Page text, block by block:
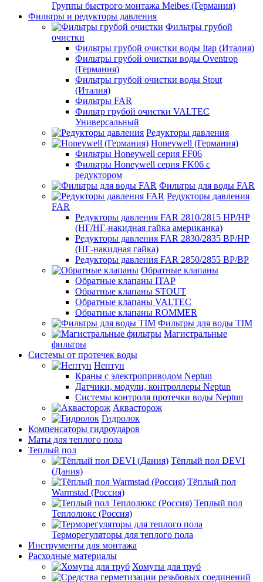
Группы быстрого монтажа Meibes (Германия)
Фильтры и редукторы давления
Фильтры грубой
очистки
Фильтры грубой очистки воды Itap (Италия)
Фильтры грубой очистки воды Oventrop
(Германия)
Фильтры грубой очистки воды Stout
(Италия)
Фильтры FAR
Фильтр грубой очистки VALTEC
Универсальный
Редукторы давления
Honeywell (Германия)
Фильтры Honeywell серия FF06
Фильтры Honeywell серия FK06 с
редуктором
Фильтры для воды FAR
Редукторы давления
FAR
Редукторы давления FAR 2810/2815 НР/НР
(НГ/НГ-накидная гайка американка)
Редукторы давления FAR 2830/2835 ВР/НР
(НГ-накидная гайка)
Редукторы давления FAR 2850/2855 ВР/ВР
Обратные клапаны
Обратные клапаны ITAP
Обратные клапаны STOUT
Обратные клапаны VALTEC
Обратные клапаны ROMMER
Фильтры для воды TIM
Магистральные
фильтры
Системы от протечек воды
Нептун
Краны с электроприводом Neptun
Датчики, модули, контроллеры Neptun
Системы контроля протечки воды Neptun
Аквасторож
Гидролок
Компенсаторы гидроударов
Маты для теплого пола
Теплый пол
Тёплый пол DEVI
(Дания)
Тёплый пол
Warmstad (Россия)
Теплый пол
Теплолюкс (Россия)
Терморегуляторы для теплого пола
Инструменты для монтажа
Расходные материалы
Хомуты для труб